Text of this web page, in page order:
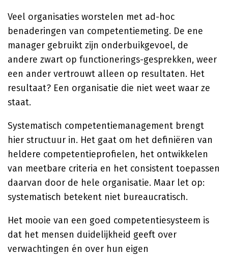
Veel organisaties worstelen met ad-hoc
benaderingen van competentiemeting. De ene
manager gebruikt zijn onderbuikgevoel, de
andere zwart op functionerings-gesprekken, weer
een ander vertrouwt alleen op resultaten. Het
resultaat? Een organisatie die niet weet waar ze
staat.
Systematisch competentiemanagement brengt
hier structuur in. Het gaat om het definiëren van
heldere competentieprofielen, het ontwikkelen
van meetbare criteria en het consistent toepassen
daarvan door de hele organisatie. Maar let op:
systematisch betekent niet bureaucratisch.
Het mooie van een goed competentiesysteem is
dat het mensen duidelijkheid geeft over
verwachtingen én over hun eigen